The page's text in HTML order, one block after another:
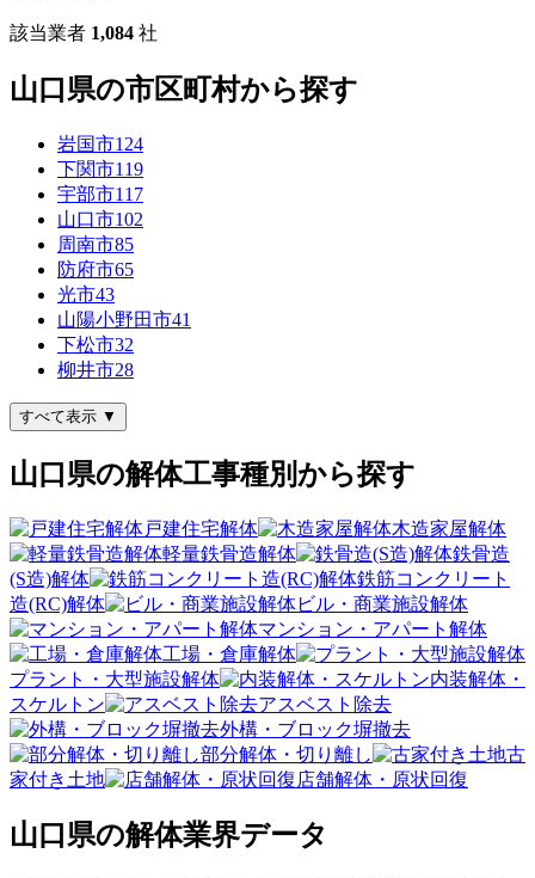
該当業者 1,084 社
山口県の市区町村から探す
岩国市124
下関市119
宇部市117
山口市102
周南市85
防府市65
光市43
山陽小野田市41
下松市32
柳井市28
すべて表示 ▼
山口県の解体工事種別から探す
戸建住宅解体
木造家屋解体
軽量鉄骨造解体
鉄骨造
(S造)解体
鉄筋コンクリート
造(RC)解体
ビル・商業施設解体
マンション・アパート解体
工場・倉庫解体
プラント・大型施設解体
内装解体・
スケルトン
アスベスト除去
外構・ブロック塀撤去
部分解体・切り離し
古
家付き土地
店舗解体・原状回復
山口県の解体業界データ